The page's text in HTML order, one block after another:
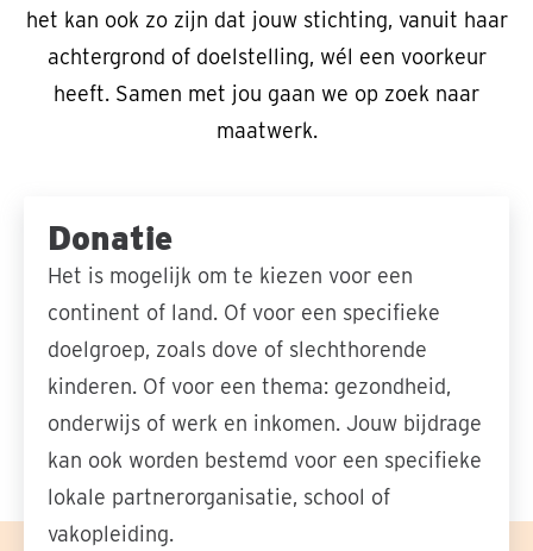
het kan ook zo zijn dat jouw stichting, vanuit haar
achtergrond of doelstelling, wél een voorkeur
heeft. Samen met jou gaan we op zoek naar
maatwerk.
Donatie
Het is mogelijk om te kiezen voor een
continent of land. Of voor een specifieke
doelgroep, zoals dove of slechthorende
kinderen. Of voor een thema: gezondheid,
onderwijs of werk en inkomen. Jouw bijdrage
kan ook worden bestemd voor een specifieke
lokale partnerorganisatie, school of
vakopleiding.